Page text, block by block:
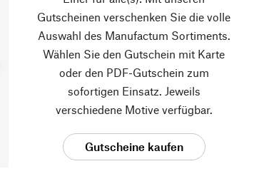
Gutscheinen verschenken Sie die volle
Auswahl des Manufactum Sortiments.
Wählen Sie den Gutschein mit Karte
oder den PDF-Gutschein zum
sofortigen Einsatz. Jeweils
verschiedene Motive verfügbar.
Gutscheine kaufen